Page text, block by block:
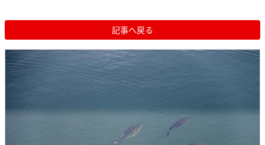
記事へ戻る